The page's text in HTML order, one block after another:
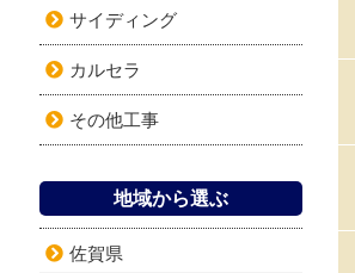
サイディング
カルセラ
その他工事
地域から選ぶ
佐賀県